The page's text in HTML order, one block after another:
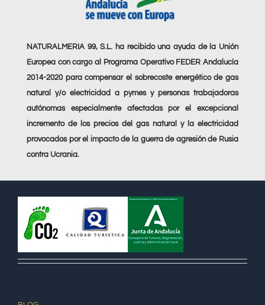
NATURALMERIA 99, S.L. ha recibido una ayuda de la Unión
Europea con cargo al Programa Operativo FEDER Andalucía
2014-2020 para compensar el sobrecoste energético de gas
natural y/o electricidad a pymes y personas trabajadoras
autónomas especialmente afectadas por el excepcional
incremento de los precios del gas natural y la electricidad
provocados por el impacto de la guerra de agresión de Rusia
contra Ucrania.